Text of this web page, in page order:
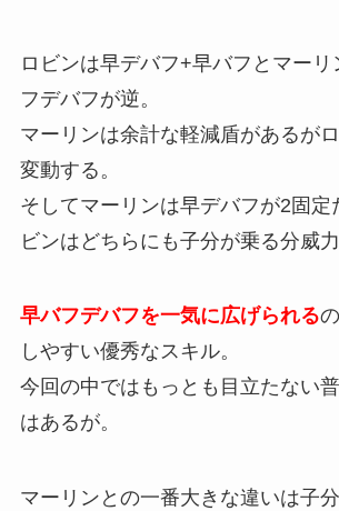
ロビンは早デバフ+早バフとマー
フデバフが逆。
マーリンは余計な軽減盾があるが
変動する。
そしてマーリンは早デバフが2固定
ビンはどちらにも子分が乗る分威力
早バフデバフを一気に広げられる
しやすい優秀なスキル。
今回の中ではもっとも目立たない
はあるが。
マーリンとの一番大きな違いは子分